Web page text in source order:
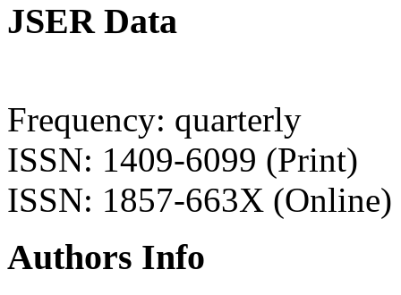
JSER Data
Frequency: quarterly
ISSN: 1409-6099 (Print)
ISSN: 1857-663X (Online)
Authors Info